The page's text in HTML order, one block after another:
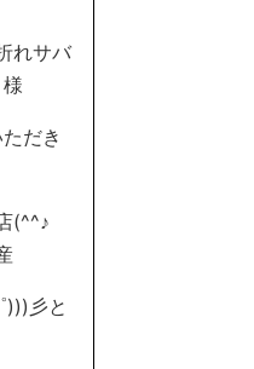
れサバ
だき
(^^♪
彡と